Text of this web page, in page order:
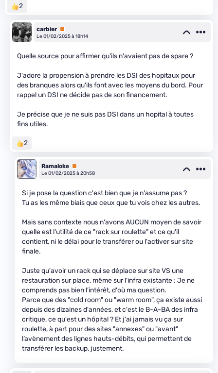
2
carbier Premium
Le 01/02/2025 à 18h14
Quelle source pour affirmer qu'ils n'avaient pas de spare ?
J'adore la propension à prendre les DSI des hopitaux pour
des branques alors qu'ils font avec les moyens du bord. Pour
rappel un DSI ne décide pas de son financement.
Je précise que je ne suis pas DSI dans un hopital à toutes
fins utiles.
2
Ramaloke Premium
Le 01/02/2025 à 20h58
Si je pose la question c'est bien que je n'assume pas ?
Tu as les même biais que ceux que tu vois chez les autres.
Mais sans contexte nous n'avons AUCUN moyen de savoir
quelle est l'utilité de ce "rack sur roulette" et ce qu'il
contient, ni le délai pour le transférer ou l'activer sur site
finale.
Juste qu'avoir un rack qui se déplace sur site VS une
restauration sur place, même sur l'infra existante : Je ne
comprends pas bien l’intérêt, d'où ma question.
Parce que des "cold room" ou "warm room", ça existe aussi
depuis des dizaines d'années, et c'est le B-A-BA des infra
critique, ce qu'est un hôpital ? Et j'ai jamais vu ça sur
roulette, à part pour des sites "annexes" ou "avant"
l’avènement des lignes hauts-débits, qui permettent de
transférer les backup, justement.